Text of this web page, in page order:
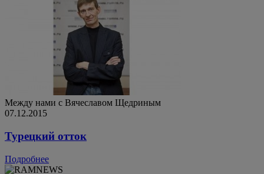
Между нами с Вячеславом Щедриным
07.12.2015
Турецкий отток
Подробнее